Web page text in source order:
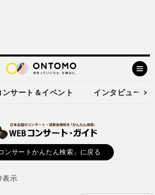
ンサート＆イベント インタビュー
ンサートかんたん検索」に戻る
表示